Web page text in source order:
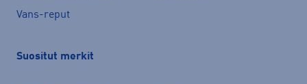
Vans-reput
Suositut merkit